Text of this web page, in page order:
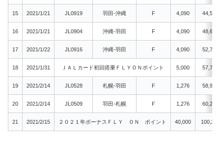
15 2021/1/21 JL0919 羽田-沖縄 F 4,090 44,526
16 2021/1/21 JL0904 沖縄-羽田 F 4,090 48,616
17 2021/1/22 JL0916 沖縄-羽田 F 4,090 52,706
18 2021/1/31 ＪＡＬカード初回搭乗ＦＬＹＯＮポイント 5,000 57,706
19 2021/2/14 JL0528 札幌-羽田 F 1,276 58,982
20 2021/2/14 JL0509 羽田-札幌 F 1,276 60,258
21 2021/2/15 ２０２１年ボーナスＦＬＹ ＯＮ ポイント 40,000 100,258